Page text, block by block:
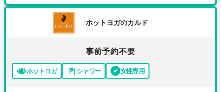
ホットヨガのカルド
事前予約不要
ホットヨガ シャワー 女性専用